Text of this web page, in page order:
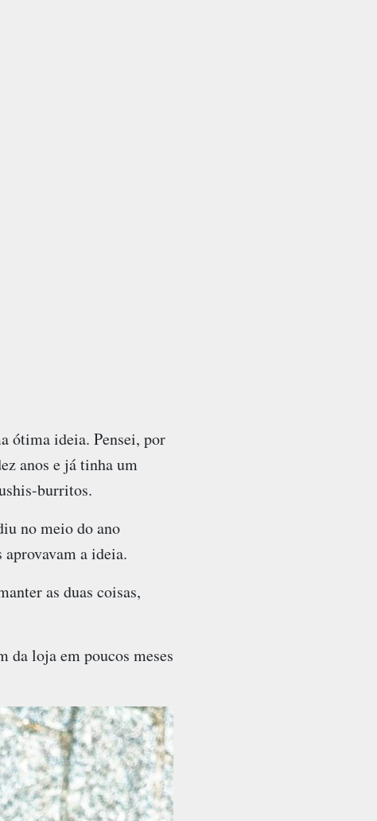
ótima ideia. Pensei, por
anos e já tinha um
burritos.
no meio do ano
a ideia.
as duas coisas,
da loja em poucos meses